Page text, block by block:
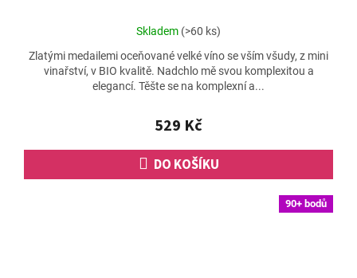
Průměrné
produktu
je
5,0
5
hvězdiček.
Skladem (>60 ks)
529 Kč
DO KOŠÍKU
Zlatými medailemi oceňované velké víno se vším všudy, z mini
vinařství, v BIO kvalitě. Nadchlo mě svou komplexitou a
elegancí. Těšte se na komplexní a...
90+ bodů